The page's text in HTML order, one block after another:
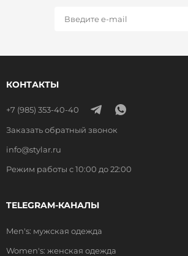
КОНТАКТЫ
+7 (985) 353-40-40
Заказать обратный звонок
info@stylar.ru
Режим работы с 10:00 до 22:00
TELEGRAM-КАНАЛЫ
Men's: мужская одежда
Women's: женская одежда